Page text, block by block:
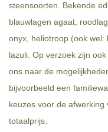
steensoorten. Bekende
blauwlagen agaat,
onyx, heliotroop (ook
lazuli. Op verzoek zijn
ons naar de
bijvoorbeeld een
keuzes voor de
totaalprijs.